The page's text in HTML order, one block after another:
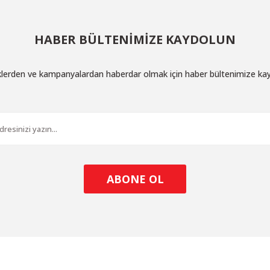
HABER BÜLTENİMİZE KAYDOLUN
ve kampanyalardan haberdar olmak için haber bültenimize
ABONE OL